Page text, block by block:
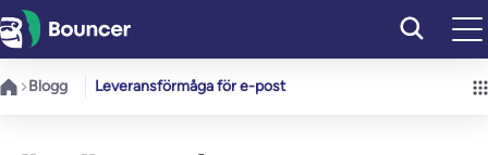
Hoppa
till
innehåll
Blogg Leveransförmåga för e-post